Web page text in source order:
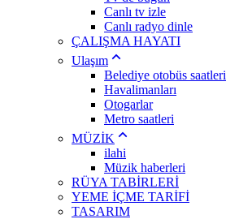
Canlı tv izle
Canlı radyo dinle
ÇALIŞMA HAYATI
Ulaşım
Belediye otobüs saatleri
Havalimanları
Otogarlar
Metro saatleri
MÜZİK
ilahi
Müzik haberleri
RÜYA TABİRLERİ
YEME İÇME TARİFİ
TASARIM